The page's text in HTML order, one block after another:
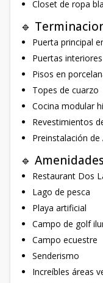
Closet de ropa
🔹
Puerta principal
Puertas
Pisos en
Topes de cuarzo
Cocina modular
Revestimientos
Preinstalación de
🔹
Restaurant Dos
Lago de pesca
Playa artificial
Campo de golf
Campo ecuestre
Senderismo
Increíbles áreas